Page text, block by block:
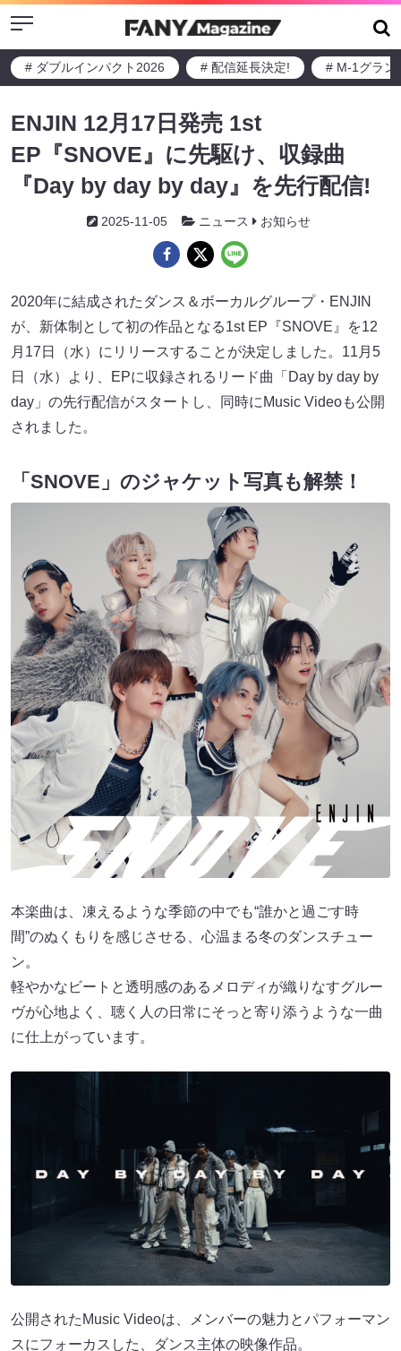
Menu
# ダブルインパクト2026 # 配信延長決定! # M-1グラン
ENJIN 12月17日発売 1st
EP『SNOVE』に先駆け、収録曲
『Day by day by day』を先行配信!
2025-11-05 ニュース お知らせ
2020年に結成されたダンス＆ボーカルグループ・ENJIN
が、新体制として初の作品となる1st EP『SNOVE』を12
月17日（水）にリリースすることが決定しました。11月5
日（水）より、EPに収録されるリード曲「Day by day by
day」の先行配信がスタートし、同時にMusic Videoも公開
されました。
「SNOVE」のジャケット写真も解禁！
本楽曲は、凍えるような季節の中でも“誰かと過ごす時
間”のぬくもりを感じさせる、心温まる冬のダンスチュー
ン。
軽やかなビートと透明感のあるメロディが織りなすグルー
ヴが心地よく、聴く人の日常にそっと寄り添うような一曲
に仕上がっています。
公開されたMusic Videoは、メンバーの魅力とパフォーマン
スにフォーカスした、ダンス主体の映像作品。